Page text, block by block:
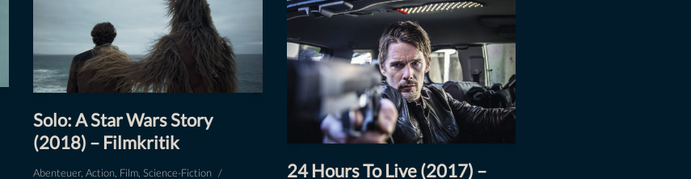
Solo: A Star Wars Story
(2018) – Filmkritik
Abenteuer,Action, Film,Science-Fiction
24 Hours To Live (2017) –